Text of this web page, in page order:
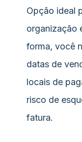
Opção ideal
organização
forma, você
datas de
locais de
risco de
fatura.